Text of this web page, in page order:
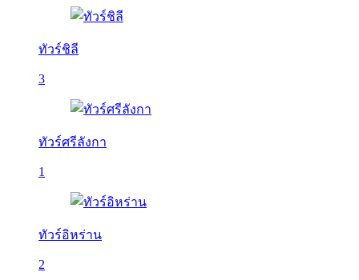
ทัวร์ชิลี
3
ทัวร์ศรีลังกา
1
ทัวร์อิหร่าน
2